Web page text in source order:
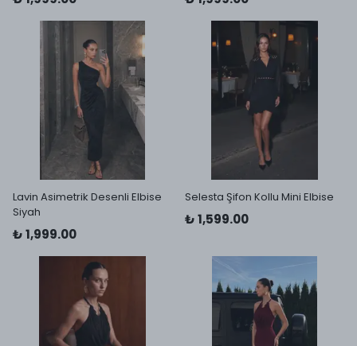
Lavin Asimetrik Desenli Elbise
Siyah
₺ 1,999.00
Selesta Şifon Kollu Mini Elbise
₺ 1,599.00